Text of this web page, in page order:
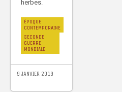
herbes.
ÉPOQUE
CONTEMPORAINE
SECONDE
GUERRE
MONDIALE
9 JANVIER 2019